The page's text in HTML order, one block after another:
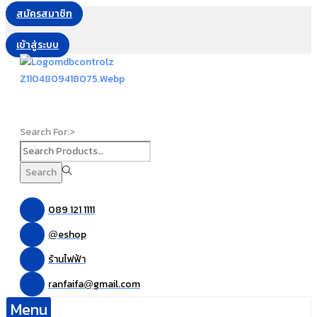
สมัครสมาชิก
เข้าสู่ระบบ
Search For:>
Search
089 121 1111
@eshop
ร้านไฟฟ้า
ranfaifa@gmail.com
Menu